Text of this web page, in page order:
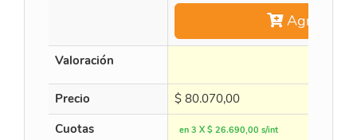
Agregar
Valoración
Precio $ 80.070,00
Cuotas
en 3 X $ 26.690,00 s/int